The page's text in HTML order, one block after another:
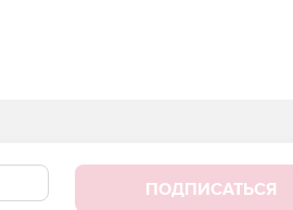
ПОДПИСАТЬСЯ